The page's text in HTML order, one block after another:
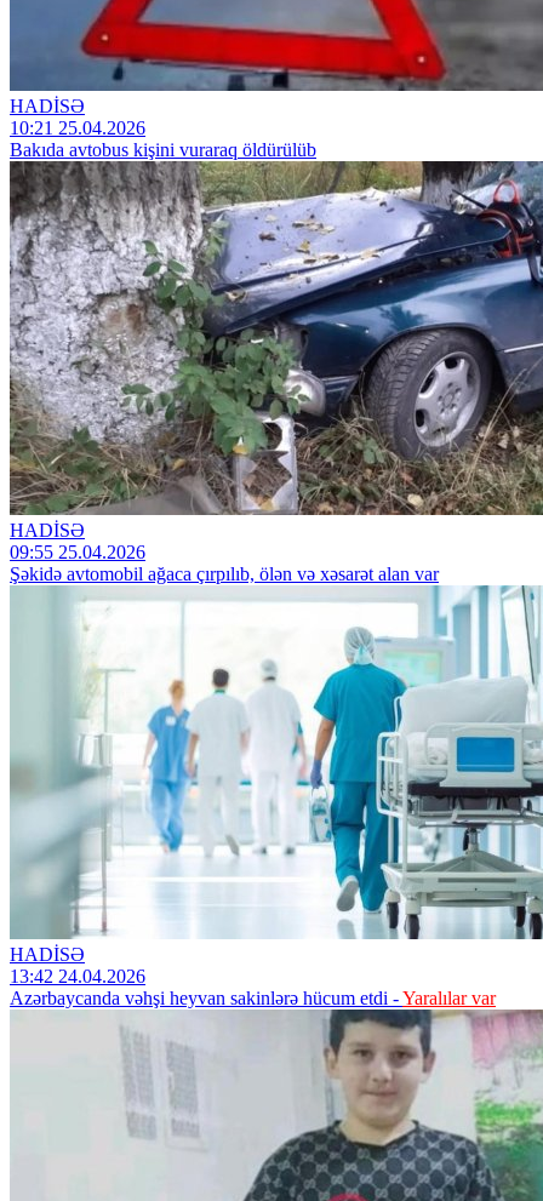
HADİSƏ
10:21 25.04.2026
Bakıda avtobus kişini vuraraq öldürülüb
HADİSƏ
09:55 25.04.2026
Şəkidə avtomobil ağaca çırpılıb, ölən və xəsarət alan var
HADİSƏ
13:42 24.04.2026
Azərbaycanda vəhşi heyvan sakinlərə hücum etdi -Yaralılar var